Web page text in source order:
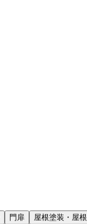
門扉 屋根塗装・屋根